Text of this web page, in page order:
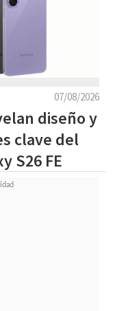
07/08/2026
diseño y
clave del
S26 FE